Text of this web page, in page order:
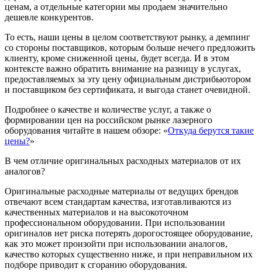
ценам, а отдельные категории мы продаем значительно
дешевле конкурентов.
То есть, наши цены в целом соответствуют рынку, а демпинг
со стороны поставщиков, которым больше нечего предложить
клиенту, кроме сниженной цены, будет всегда. И в этом
контексте важно обратить внимание на разницу в услугах,
предоставляемых за эту цену официальным дистрибьютором
и поставщиком без сертификата, и выгода станет очевидной.
Подробнее о качестве и количестве услуг, а также о
формировании цен на российском рынке лазерного
оборудования читайте в нашем обзоре: «Откуда берутся такие
цены?»
В чем отличие оригинальных расходных материалов от их
аналогов?
Оригинальные расходные материалы от ведущих брендов
отвечают всем стандартам качества, изготавливаются из
качественных материалов и на высокоточном
профессиональном оборудовании. При использовании
оригиналов нет риска потерять дорогостоящее оборудование,
как это может произойти при использовании аналогов,
качество которых существенно ниже, и при неправильном их
подборе приводит к сгоранию оборудования.